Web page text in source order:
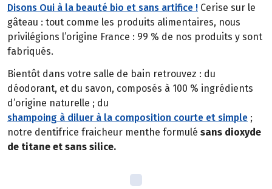
Disons Oui à la beauté bio et sans artifice ! Cerise sur le
gâteau : tout comme les produits alimentaires, nous
privilégions l’origine France : 99 % de nos produits y sont
fabriqués.
Bientôt dans votre salle de bain retrouvez : du
déodorant, et du savon, composés à 100 % ingrédients
d’origine naturelle ; du
shampoing à diluer à la composition courte et simple ;
notre dentifrice fraicheur menthe formulé sans dioxyde
de titane et sans silice.